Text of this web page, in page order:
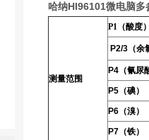
哈纳HI96101微电脑多
测量范围
P1（酸度）
P2/3（余
P4（氰尿
P5（碘）
P6 （溴）
P7（铁）